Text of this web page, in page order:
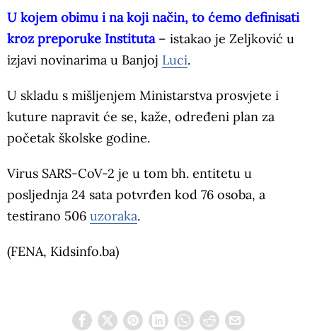
U kojem obimu i na koji način, to ćemo definisati
kroz preporuke Instituta – istakao je Zeljković u
izjavi novinarima u Banjoj Luci.
U skladu s mišljenjem Ministarstva prosvjete i
kuture napravit će se, kaže, određeni plan za
početak školske godine.
Virus SARS-CoV-2 je u tom bh. entitetu u
posljednja 24 sata potvrđen kod 76 osoba, a
testirano 506 uzoraka.
(FENA, Kidsinfo.ba)